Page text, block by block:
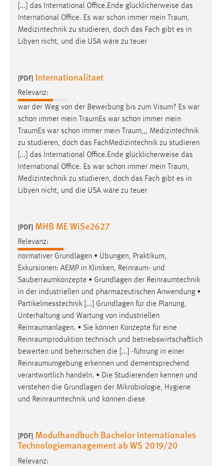
[...] das International Office.Ende glücklicherweise das
International Office. Es war schon immer mein Traum,
Medizintechnik zu studieren, doch das Fach gibt es in
Libyen nicht, und die USA wäre zu teuer
[PDF] Internationalitaet
Relevanz:
war der Weg von der Bewerbung bis zum Visum? Es war
schon immer mein
TraumEs war schon immer mein
TraumEs war schon immer mein Traum,,, Medizintechnik
zu studieren, doch das FachMedizintechnik zu studieren
[...] das International Office.Ende glücklicherweise das
International Office. Es war schon immer mein
Traum,
Medizintechnik zu studieren, doch das Fach gibt es in
Libyen nicht, und die USA wäre zu teuer
[PDF] MHB ME WiSe2627
Relevanz:
normativer Grundlagen • Übungen, Praktikum,
Exkursionen: AEMP in Kliniken, Reinraum- und
Sauberraumkonzepte • Grundlagen der Reinraumtechnik
in der industriellen und pharmazeutischen Anwendung •
Partikelmesstechnik [...] Grundlagen für die Planung,
Unterhaltung und Wartung von industriellen
Reinraumanlagen. • Sie können Konzepte für eine
Reinraumproduktion technisch und betriebswirtschaftlich
bewerten und beherrschen die [...] -führung in einer
Reinraumumgebung erkennen und dementsprechend
verantwortlich handeln. • Die Studierenden kennen und
verstehen die Grundlagen der Mikrobiologie, Hygiene
und Reinraumtechnik und können diese
[PDF] Modulhandbuch Bachelor Internationales
Technologiemanagement ab WS 2019/20
Relevanz: